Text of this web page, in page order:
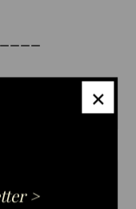
ーーー
これだ」と思えた一
×